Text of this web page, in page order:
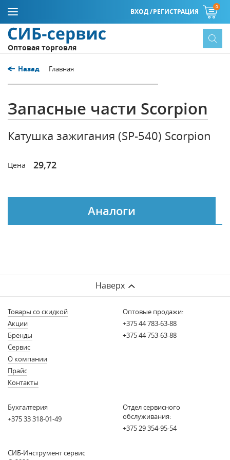
ВХОД /РЕГИСТРАЦИЯ
0
Оптовая торговля
Назад Главная
Запасные части Scorpion
Катушка зажигания (SP-540) Scorpion
Цена 29,72
Аналоги
Наверх
Товары со скидкой
Акции
Бренды
Сервис
О компании
Прайс
Контакты
Оптовые продажи:
+375 44 783-63-88
+375 44 753-63-88
Бухгалтерия
+375 33 318-01-49
Отдел сервисного
обслуживания:
+375 29 354-95-54
СИБ-Инструмент сервис